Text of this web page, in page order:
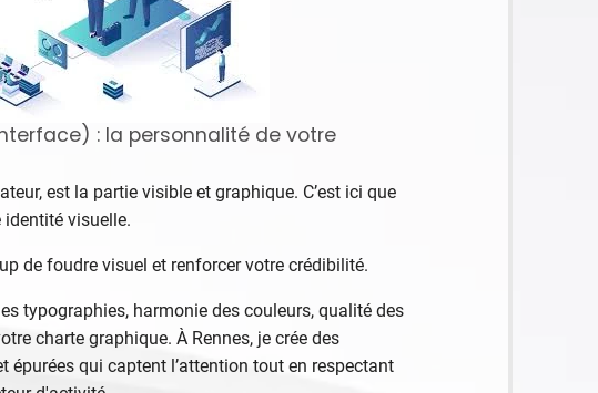
: la personnalité de votre
est la partie visible et graphique. C’est ici que
visuelle.
de foudre visuel et renforcer votre crédibilité.
typographies, harmonie des couleurs, qualité des
charte graphique. À Rennes, je crée des
épurées qui captent l’attention tout en respectant